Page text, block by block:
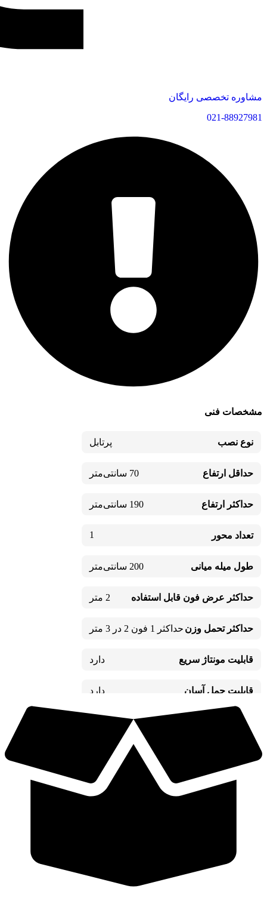
مشاوره تخصصی رایگان
021-88927981
مشخصات فنی
نوع نصب پرتابل
حداقل ارتفاع 70 سانتی‌متر
حداکثر ارتفاع 190 سانتی‌متر
تعداد محور 1
طول میله میانی 200 سانتی‌متر
حداکثر عرض فون قابل استفاده 2 متر
حداکثر تحمل وزن حداکثر 1 فون 2 در 3 متر
قابلیت مونتاژ سریع دارد
قابلیت حمل آسان دارد